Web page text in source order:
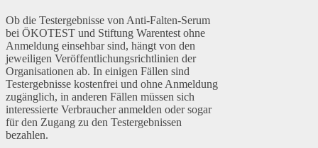
Ob die Testergebnisse von Anti-Falten-Serum
bei ÖKOTEST und Stiftung Warentest ohne
Anmeldung einsehbar sind, hängt von den
jeweiligen Veröffentlichungsrichtlinien der
Organisationen ab. In einigen Fällen sind
Testergebnisse kostenfrei und ohne Anmeldung
zugänglich, in anderen Fällen müssen sich
interessierte Verbraucher anmelden oder sogar
für den Zugang zu den Testergebnissen
bezahlen.